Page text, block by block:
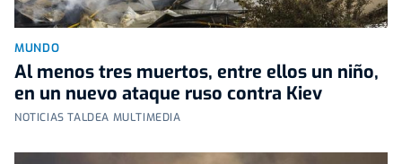
MUNDO
Al menos tres muertos, entre ellos un niño,
en un nuevo ataque ruso contra Kiev
NOTICIAS TALDEA MULTIMEDIA